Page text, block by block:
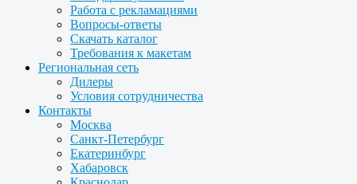
Работа с рекламациями
Вопросы-ответы
Скачать каталог
Требования к макетам
Региональная сеть
Дилеры
Условия сотрудничества
Контакты
Москва
Санкт-Петербург
Екатеринбург
Хабаровск